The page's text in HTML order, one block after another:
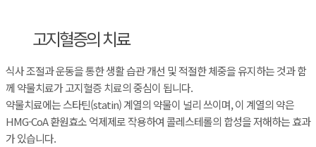
고지혈증의 치료
식사 조절과 운동을 통한 생활 습관 개선 및 적절한 체중을 유지하는 것과 함
께 약물치료가 고지혈증 치료의 중심이 됩니다.
약물치료에는 스타틴(statin) 계열의 약물이 널리 쓰이며, 이 계열의 약은
HMG-CoA 환원효소 억제제로 작용하여 콜레스테롤의 합성을 저해하는 효과
가 있습니다.